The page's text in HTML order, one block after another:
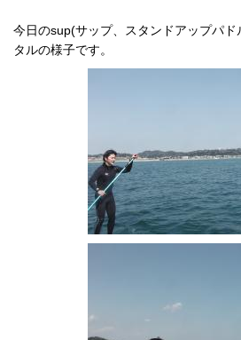
今日のsup(サップ、スタンドアップパ
タルの様子です。